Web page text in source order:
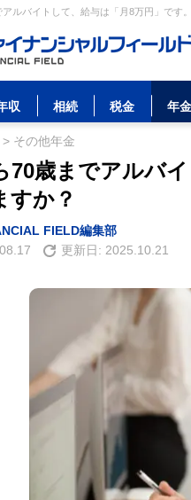
ルバイトして、給与は「月8万円」です
収 相続 税金 年金
> その他年金
70歳までアルバ
すか？
FIELD編集部
更新日: 2025.10.21